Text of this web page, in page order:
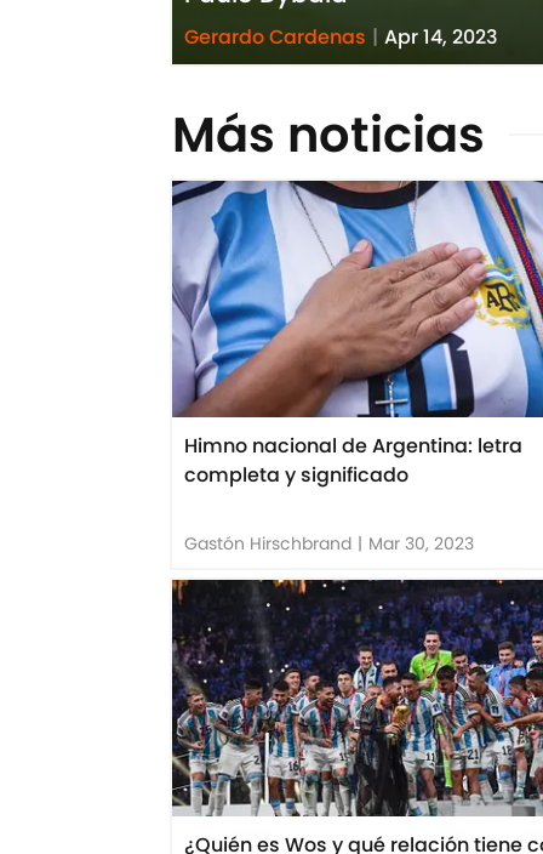
Gerardo Cardenas | Apr 14, 2023
Más noticias
Himno nacional de Argentina: letra
completa y significado
Gastón Hirschbrand | Mar 30, 2023
¿Quién es Wos y qué relación tiene